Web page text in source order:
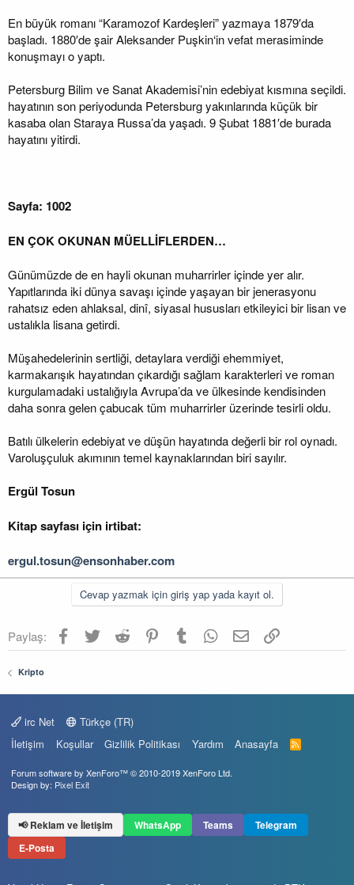
En büyük romanı “Karamozof Kardeşleri” yazmaya 1879′da
başladı. 1880′de şair Aleksander Puşkin‘in vefat merasiminde
konuşmayı o yaptı.
Petersburg Bilim ve Sanat Akademisi’nin edebiyat kısmına seçildi.
hayatının son periyodunda Petersburg yakınlarında küçük bir
kasaba olan Staraya Russa’da yaşadı. 9 Şubat 1881′de burada
hayatını yitirdi.
Sayfa: 1002
EN ÇOK OKUNAN MÜELLİFLERDEN…
Günümüzde de en hayli okunan muharrirler içinde yer alır.
Yapıtlarında iki dünya savaşı içinde yaşayan bir jenerasyonu
rahatsız eden ahlaksal, dinî, siyasal hususları etkileyici bir lisan ve
ustalıkla lisana getirdi.
Müşahedelerinin sertliği, detaylara verdiği ehemmiyet,
karmakarışık hayatından çıkardığı sağlam karakterleri ve roman
kurgulamadaki ustalığıyla Avrupa’da ve ülkesinde kendisinden
daha sonra gelen çabucak tüm muharrirler üzerinde tesirli oldu.
Batılı ülkelerin edebiyat ve düşün hayatında değerli bir rol oynadı.
Varoluşçuluk akımının temel kaynaklarından biri sayılır.
Ergül Tosun
Kitap sayfası için irtibat:
ergul.tosun@ensonhaber.com
Cevap yazmak için giriş yap yada kayıt ol.
Paylaş: Facebook
TwitterReddit PinterestTumblr WhatsApp
E-postaLink
Kripto
irc Net
Türkçe (TR)
İletişim
Koşullar Gizlilik Politikası Yardım Anasayfa
R
S
Forum software by XenForo™© 2010-2019 XenForo Ltd.
Design by: Pixel Exit
📢 Reklam ve İletişim WhatsApp Teams
Telegram
E-Posta